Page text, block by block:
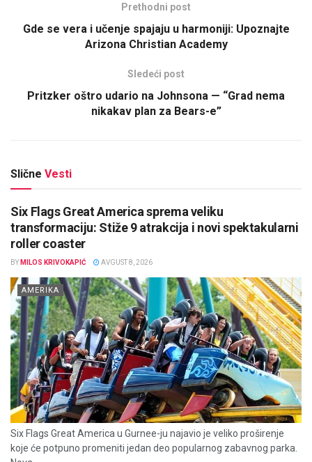
Prethodni post
Gde se vera i učenje spajaju u harmoniji: Upoznajte
Arizona Christian Academy
Sledeći post
Pritzker oštro udario na Johnsona — “Grad nema
nikakav plan za Bears-e”
Slične Vesti
Six Flags Great America sprema veliku
transformaciju: Stiže 9 atrakcija i novi spektakularni
roller coaster
BY MILOS KRIVOKAPIĆ AVGUST 8, 2026
AMERIKA
Six Flags Great America u Gurnee-ju najavio je veliko proširenje
koje će potpuno promeniti jedan deo popularnog zabavnog parka.